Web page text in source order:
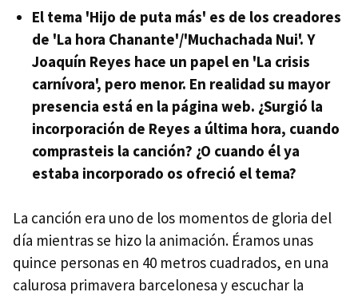
El tema 'Hijo de puta más' es de los creadores
de 'La hora Chanante'/'Muchachada Nui'. Y
Joaquín Reyes hace un papel en 'La crisis
carnívora', pero menor. En realidad su mayor
presencia está en la página web. ¿Surgió la
incorporación de Reyes a última hora, cuando
comprasteis la canción? ¿O cuando él ya
estaba incorporado os ofreció el tema?
La canción era uno de los momentos de gloria del
día mientras se hizo la animación. Éramos unas
quince personas en 40 metros cuadrados, en una
calurosa primavera barcelonesa y escuchar la